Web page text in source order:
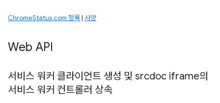
ChromeStatus.com 항목| 사양
Web API
서비스 워커 클라이언트 생성 및 srcdoc iframe의
서비스 워커 컨트롤러 상속